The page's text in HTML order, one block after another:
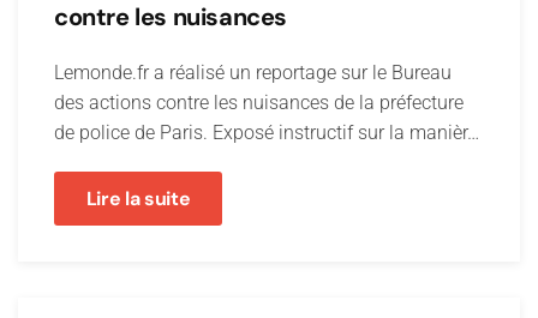
contre les nuisances
Lemonde.fr a réalisé un reportage sur le Bureau
des actions contre les nuisances de la préfecture
de police de Paris. Exposé instructif sur la manièr…
Lire la suite